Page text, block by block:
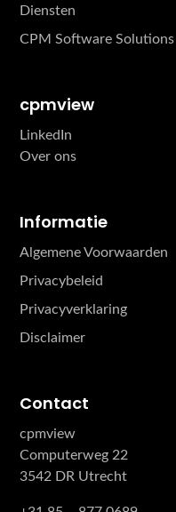
Diensten
CPM Software Solutions
cpmview
LinkedIn
Over ons
Informatie
Algemene Voorwaarden
Privacybeleid
Privacyverklaring
Disclaimer
Contact
cpmview
Computerweg 22
3542 DR Utrecht